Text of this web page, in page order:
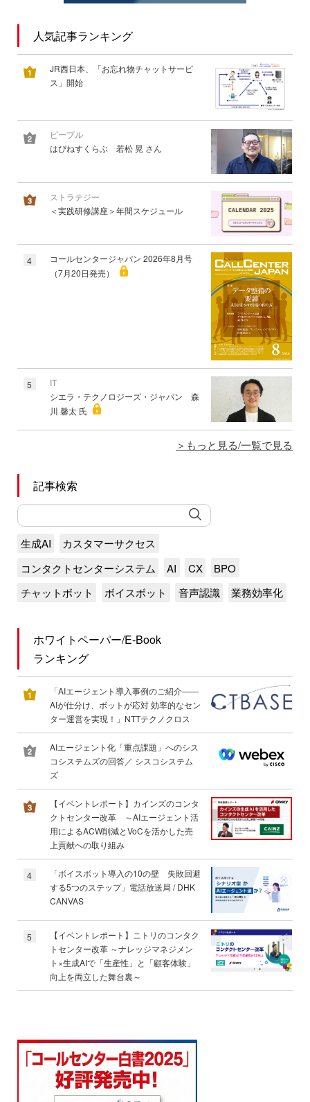
人気記事ランキング
JR西日本、「お忘れ物チャットサービ
ス」開始
ピープル
はぴねすくらぶ 若松 晃 さん
ストラテジー
＜実践研修講座＞年間スケジュール
4
コールセンタージャパン 2026年8月号
（7月20日発売）
5
IT
シエラ・テクノロジーズ・ジャパン 森
川 馨太 氏
もっと見る/一覧で見る
記事検索
生成AI
カスタマーサクセス
コンタクトセンターシステム
AI CX
BPO
チャットボット
ボイスボット 音声認識 業務効率化
ホワイトペーパー/E-Book
ランキング
「AIエージェント導入事例のご紹介――
AIが仕分け、ボットが応対 効率的なセン
ター運営を実現！」NTTテクノクロス
AIエージェント化「重点課題」へのシス
コシステムズの回答／ シスコシステム
ズ
【イベントレポート】カインズのコンタ
クトセンター改革 ～AIエージェント活
用によるACW削減とVoCを活かした売
上貢献への取り組み
4
「ボイスボット導入の10の壁 失敗回避
する5つのステップ」電話放送局 / DHK
CANVAS
5
【イベントレポート】ニトリのコンタク
トセンター改革 ～ナレッジマネジメン
ト×生成AIで「生産性」と「顧客体験」
向上を両立した舞台裏～